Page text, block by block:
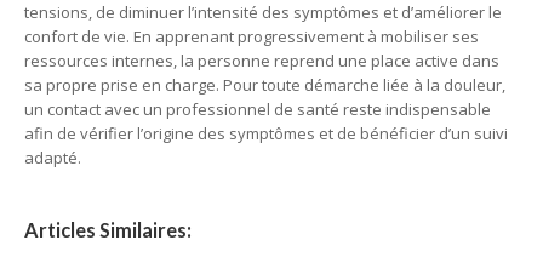
tensions, de diminuer l’intensité des symptômes et d’améliorer le
confort de vie. En apprenant progressivement à mobiliser ses
ressources internes, la personne reprend une place active dans
sa propre prise en charge. Pour toute démarche liée à la douleur,
un contact avec un professionnel de santé reste indispensable
afin de vérifier l’origine des symptômes et de bénéficier d’un suivi
adapté.
Articles Similaires: